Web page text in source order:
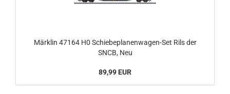
Märklin 47164 H0 Schiebeplanenwagen-Set Rils der
SNCB, Neu
89,99 EUR